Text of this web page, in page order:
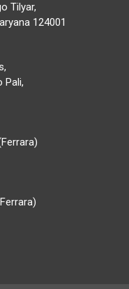
Tilyar,
124001
Pali,